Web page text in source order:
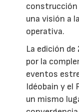
construcción
una visión a
operativa.
La edición
por la
eventos
Idéobain y el
un mismo